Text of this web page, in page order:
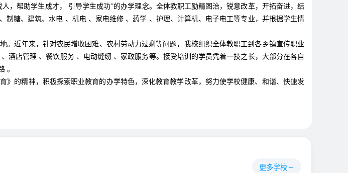
，帮助学生成才， 引导学生成功”的办学理念。全体教职工励精图治，锐意改革，开拓奋进，结
糖、建筑、水电 、机电 、家电维修 、药学 、护理、计算机、电子电工等专业，并根据学生情
。近年来，针对农民增收困难、农村劳动力过剩等问题，我校组织全体教职工到各乡镇宣传职业
店管理 、餐饮服务 、电动缝纫 、家政服务等。接受培训的学员凭着一技之长，大部分在各自
。
的精神，积极探索职业教育的办学特色，深化教育教学改革，努力使学校健康、和谐、快速发
更多学校